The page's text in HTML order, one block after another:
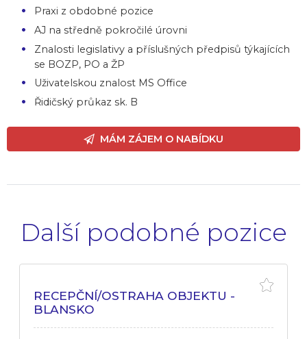
Praxi z obdobné pozice
AJ na středně pokročilé úrovni
Znalosti legislativy a příslušných předpisů týkajících
se BOZP, PO a ŽP
Uživatelskou znalost MS Office
Řidičský průkaz sk. B
MÁM ZÁJEM O NABÍDKU
Další podobné pozice
RECEPČNÍ/OSTRAHA OBJEKTU -
BLANSKO